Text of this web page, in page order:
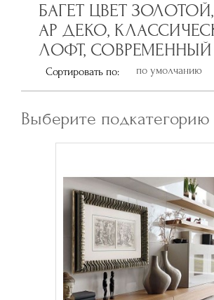
БАГЕТ ЦВЕТ
АР ДЕКО,
ЛОФТ, СОВРЕМЕННЫЙ
Сортировать по:
Выберите подкатегорию